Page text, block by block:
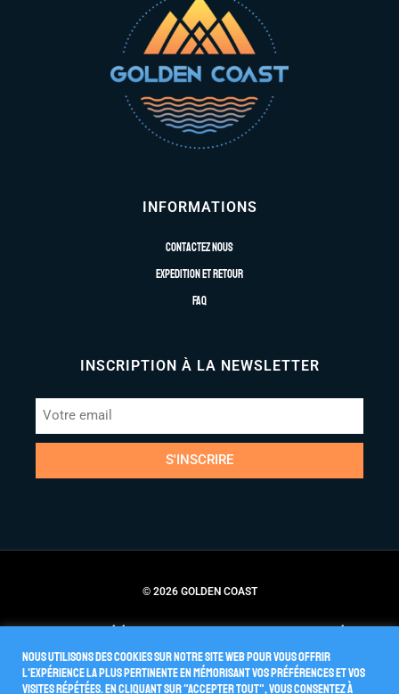
INFORMATIONS
Contactez nous
Expedition et retour
FAQ
INSCRIPTION À LA NEWSLETTER
S'INSCRIRE
© 2026 GOLDEN COAST
Nous utilisons des cookies sur notre site Web pour vous offrir
l'expérience la plus pertinente en mémorisant vos préférences et vos
visites répétées. En cliquant sur "Accepter tout", vous consentez à